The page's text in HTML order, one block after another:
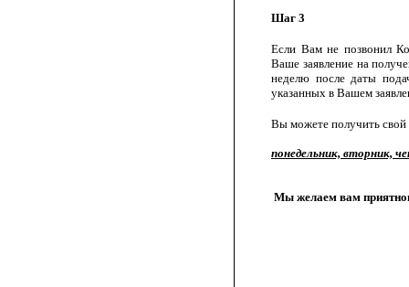
Шаг 3
Если Вам не позвонил
Ваше заявление на
неделю после даты
указанных в Вашем
Вы можете получить
понедельник, вторник,
Мы желаем вам